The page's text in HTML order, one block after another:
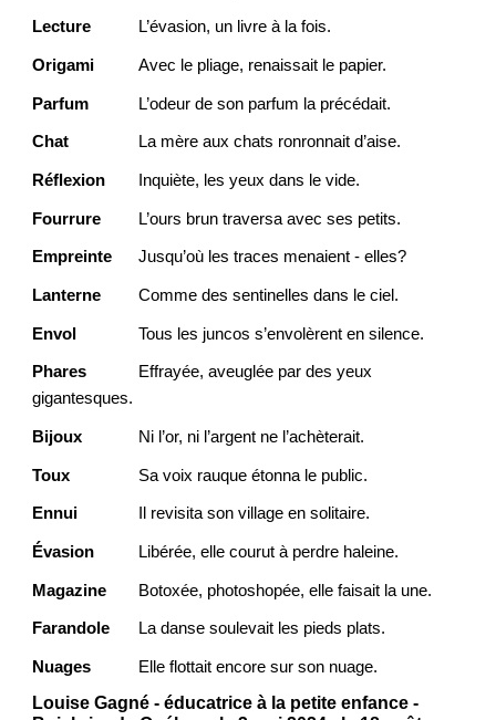
Lecture L’évasion, un livre à la fois.
Origami Avec le pliage, renaissait le papier.
Parfum L’odeur de son parfum la précédait.
Chat La mère aux chats ronronnait d’aise.
Réflexion Inquiète, les yeux dans le vide.
Fourrure L’ours brun traversa avec ses petits.
Empreinte Jusqu’où les traces menaient - elles?
Lanterne Comme des sentinelles dans le ciel.
Envol Tous les juncos s’envolèrent en silence.
Phares
Effrayée, aveuglée par des yeux
gigantesques.
Bijoux Ni l’or, ni l’argent ne l’achèterait.
Toux Sa voix rauque étonna le public.
Ennui Il revisita son village en solitaire.
Évasion Libérée, elle courut à perdre haleine.
Magazine Botoxée, photoshopée, elle faisait la une.
Farandole La danse soulevait les pieds plats.
Nuages Elle flottait encore sur son nuage.
Louise Gagné - éducatrice à la petite enfance -